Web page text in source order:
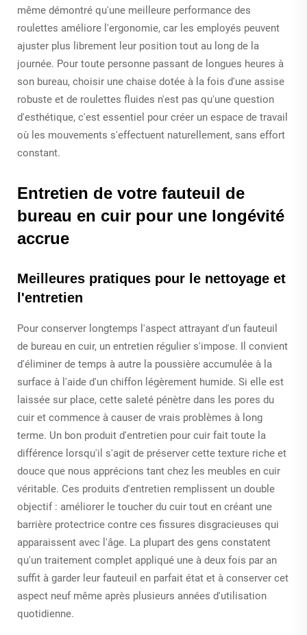
même démontré qu'une meilleure performance des
roulettes améliore l'ergonomie, car les employés peuvent
ajuster plus librement leur position tout au long de la
journée. Pour toute personne passant de longues heures à
son bureau, choisir une chaise dotée à la fois d'une assise
robuste et de roulettes fluides n'est pas qu'une question
d'esthétique, c'est essentiel pour créer un espace de travail
où les mouvements s'effectuent naturellement, sans effort
constant.
Entretien de votre fauteuil de
bureau en cuir pour une longévité
accrue
Meilleures pratiques pour le nettoyage et
l'entretien
Pour conserver longtemps l'aspect attrayant d'un fauteuil
de bureau en cuir, un entretien régulier s'impose. Il convient
d'éliminer de temps à autre la poussière accumulée à la
surface à l'aide d'un chiffon légèrement humide. Si elle est
laissée sur place, cette saleté pénètre dans les pores du
cuir et commence à causer de vrais problèmes à long
terme. Un bon produit d'entretien pour cuir fait toute la
différence lorsqu'il s'agit de préserver cette texture riche et
douce que nous apprécions tant chez les meubles en cuir
véritable. Ces produits d'entretien remplissent un double
objectif : améliorer le toucher du cuir tout en créant une
barrière protectrice contre ces fissures disgracieuses qui
apparaissent avec l'âge. La plupart des gens constatent
qu'un traitement complet appliqué une à deux fois par an
suffit à garder leur fauteuil en parfait état et à conserver cet
aspect neuf même après plusieurs années d'utilisation
quotidienne.